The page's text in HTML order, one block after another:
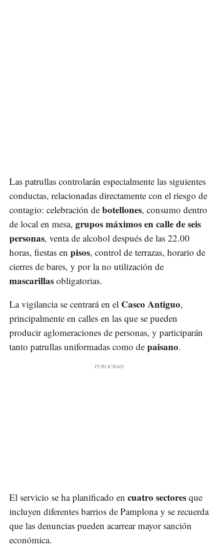
Las patrullas controlarán especialmente las siguientes
conductas, relacionadas directamente con el riesgo de
contagio: celebración de botellones, consumo dentro
de local en mesa, grupos máximos en calle de seis
personas, venta de alcohol después de las 22.00
horas, fiestas en pisos, control de terrazas, horario de
cierres de bares, y por la no utilización de
mascarillas obligatorias.
La vigilancia se centrará en el Casco Antiguo,
principalmente en calles en las que se pueden
producir aglomeraciones de personas, y participarán
tanto patrullas uniformadas como de paisano.
El servicio se ha planificado en cuatro sectores que
incluyen diferentes barrios de Pamplona y se recuerda
que las denuncias pueden acarrear mayor sanción
económica.